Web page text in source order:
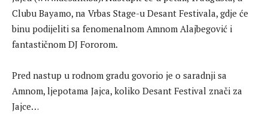
Clubu Bayamo, na Vrbas Stage-u Desant Festivala, gdje će
binu podijeliti sa fenomenalnom Amnom Alajbegović i
fantastičnom DJ Fororom.
Pred nastup u rodnom gradu govorio je o saradnji sa
Amnom, ljepotama Jajca, koliko Desant Festival znači za
Jajce…